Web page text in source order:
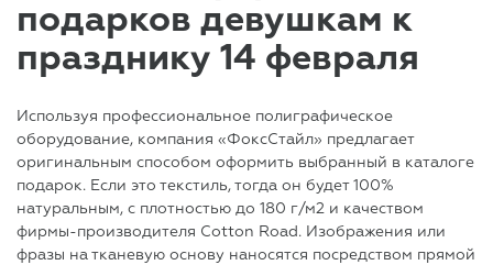
подарков девушкам к
празднику 14 февраля
Используя профессиональное полиграфическое
оборудование, компания «ФоксСтайл» предлагает
оригинальным способом оформить выбранный в каталоге
подарок. Если это текстиль, тогда он будет 100%
натуральным, с плотностью до 180 г/м2 и качеством
фирмы-производителя Cotton Road. Изображения или
фразы на тканевую основу наносятся посредством прямой